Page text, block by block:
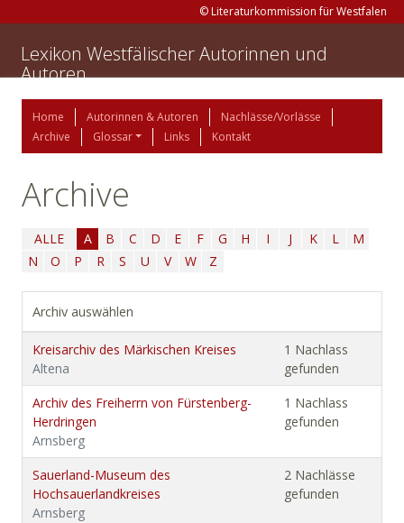
© Literaturkommission für Westfalen
Lexikon Westfälischer Autorinnen und
Autoren
Home Autorinnen & Autoren
Nachlässe/Vorlässe
Archive
Glossar Links Kontakt
Archive
ALLE A B C D E F G H I J K L
M
N
O P R S U V W Z
Archiv auswählen
Kreisarchiv des Märkischen Kreises
Altena
1 Nachlass
gefunden
Archiv des Freiherrn von Fürstenberg-
Herdringen
Arnsberg
1 Nachlass
gefunden
Sauerland-Museum des
Hochsauerlandkreises
Arnsberg
2 Nachlässe
gefunden